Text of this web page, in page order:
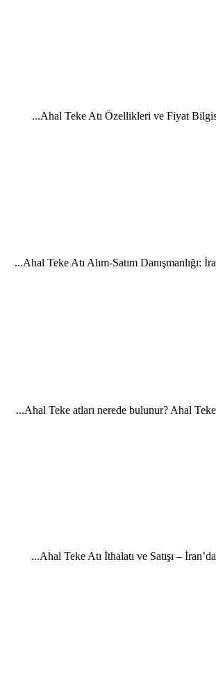
Ahal Teke Atı Özellikleri ve Fiyat
Ahal Teke Atı Alım-Satım Danışmanlığı:
Ahal Teke Atı İthalatı ve Satışı –